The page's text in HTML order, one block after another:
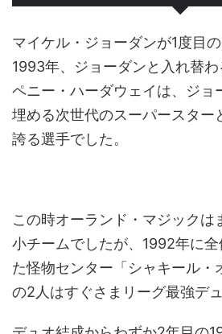
マイケル・ジョーダンが1度目
1993年、ジョーダンと入れ替
ペニー・ハーダウェイは、ジョ
埋める次世代のスーパースター
誇る選手でした。
この時オーランド・マジックは
小チームでしたが、1992年に全
た怪物センター「シャキール・
の2人はすぐさまリーグ最強デ